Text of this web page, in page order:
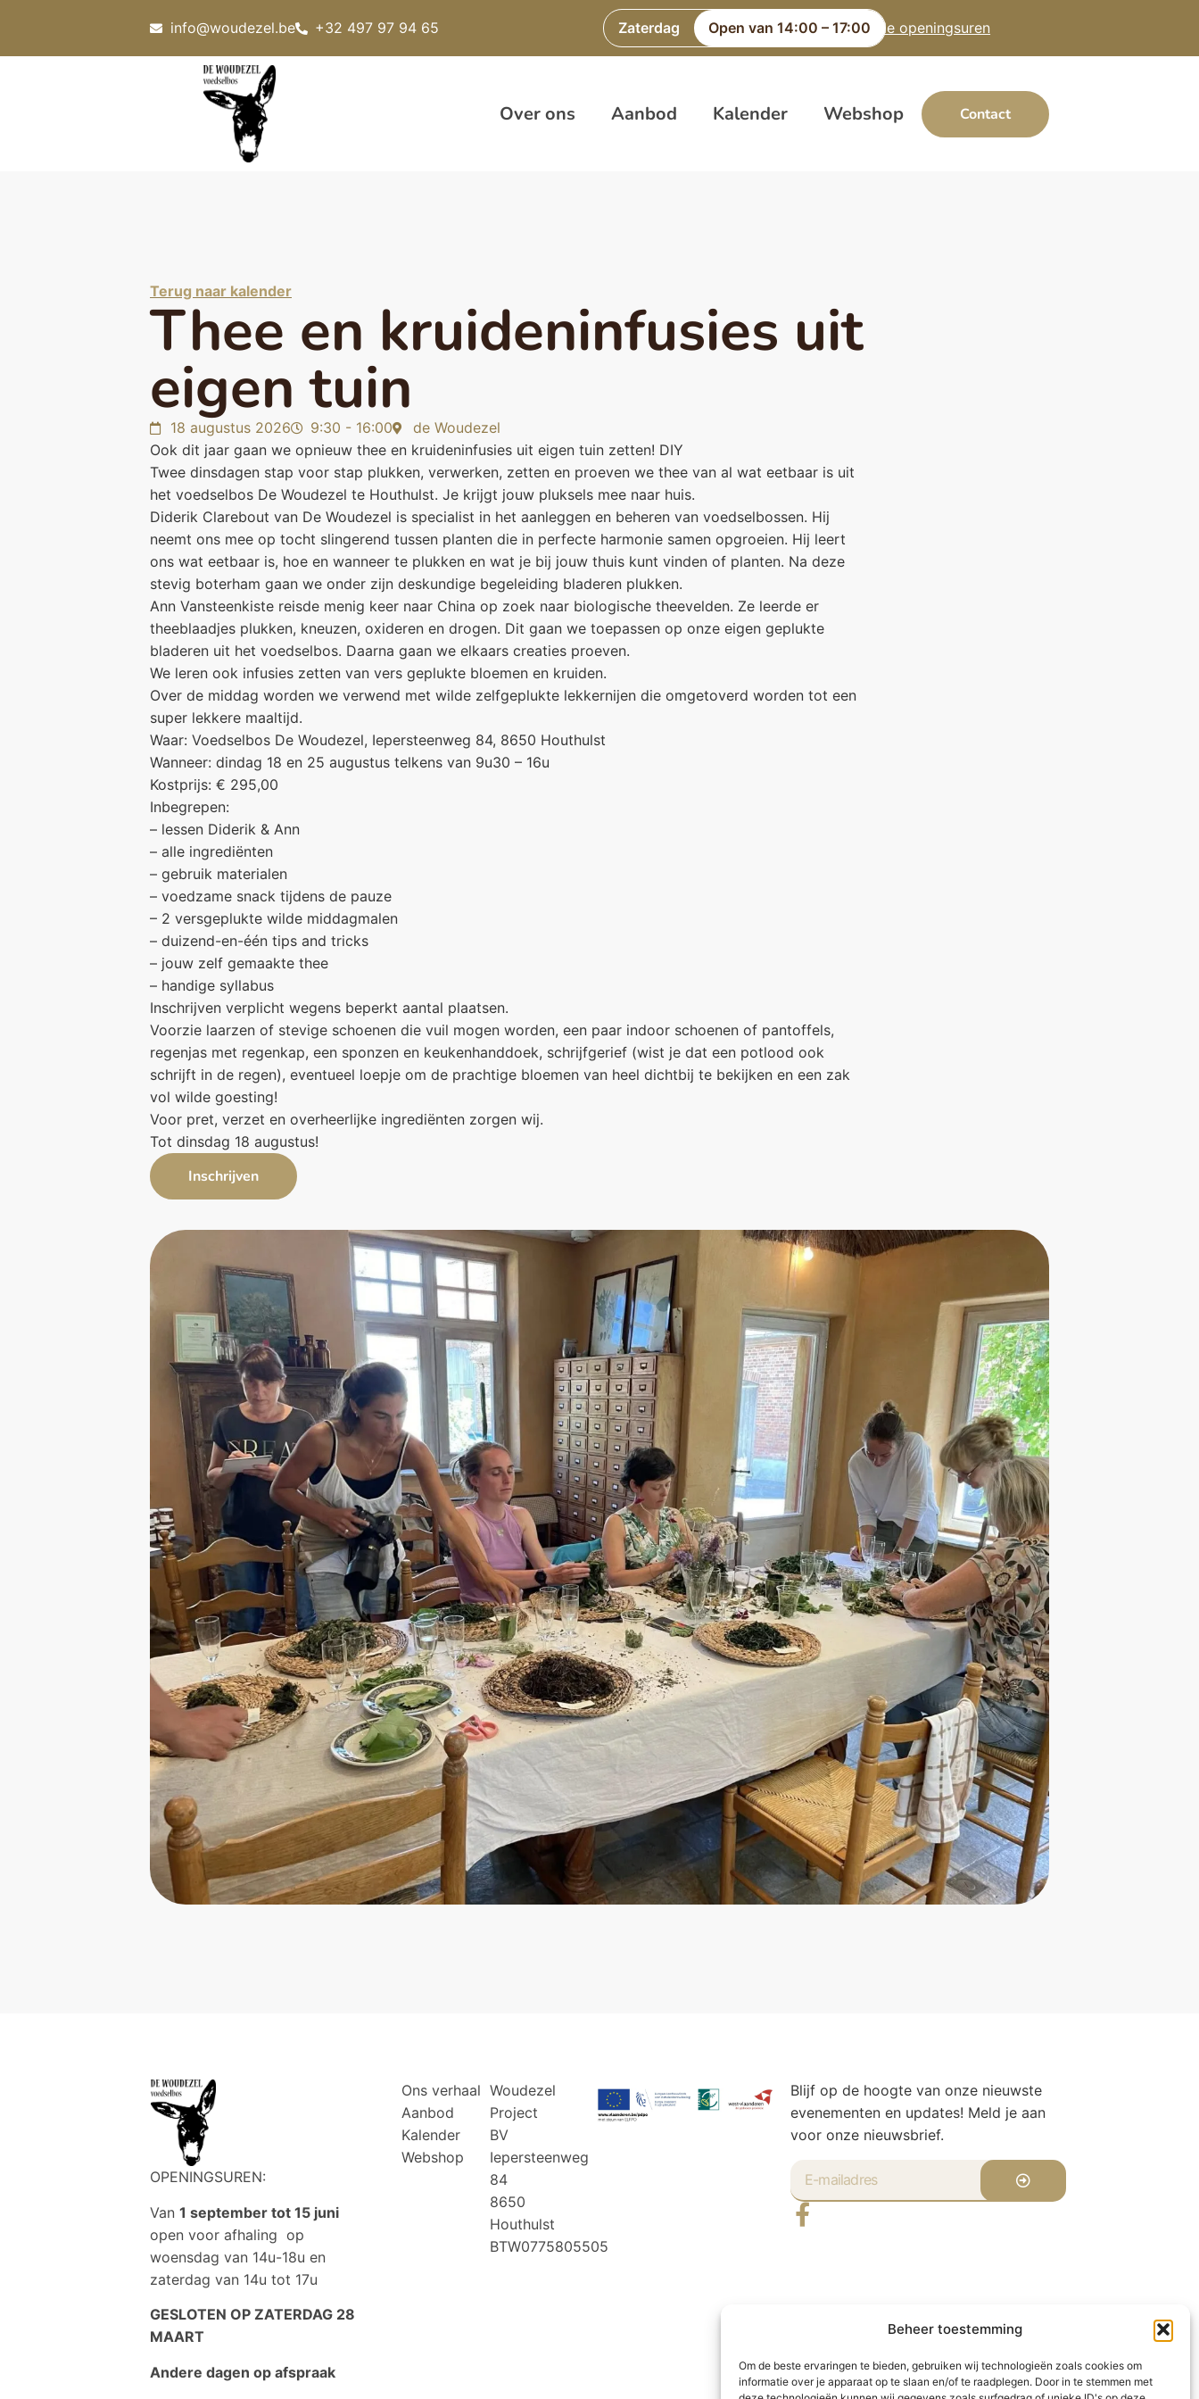
Beheer toestemming
Om de beste ervaringen te bieden, gebruiken wij technologieën zoals cookies om
informatie over je apparaat op te slaan en/of te raadplegen. Door in te stemmen met
info@woudezel.be +32 497 97 94 65 Zaterdag Open van 14:00 – 17:00 Alle openingsuren
Over ons Aanbod Kalender Webshop Contact
Terug naar kalender
Thee en kruideninfusies uit
eigen tuin
18 augustus 2026 9:30 - 16:00
de Woudezel
Ook dit jaar gaan we opnieuw thee en kruideninfusies uit eigen tuin zetten! DIY
Twee dinsdagen stap voor stap plukken, verwerken, zetten en proeven we thee van al wat eetbaar is uit
het voedselbos De Woudezel te Houthulst. Je krijgt jouw pluksels mee naar huis.
Diderik Clarebout van De Woudezel is specialist in het aanleggen en beheren van voedselbossen. Hij
neemt ons mee op tocht slingerend tussen planten die in perfecte harmonie samen opgroeien. Hij leert
ons wat eetbaar is, hoe en wanneer te plukken en wat je bij jouw thuis kunt vinden of planten. Na deze
stevig boterham gaan we onder zijn deskundige begeleiding bladeren plukken.
Ann Vansteenkiste reisde menig keer naar China op zoek naar biologische theevelden. Ze leerde er
theeblaadjes plukken, kneuzen, oxideren en drogen. Dit gaan we toepassen op onze eigen geplukte
bladeren uit het voedselbos. Daarna gaan we elkaars creaties proeven.
We leren ook infusies zetten van vers geplukte bloemen en kruiden.
Over de middag worden we verwend met wilde zelfgeplukte lekkernijen die omgetoverd worden tot een
super lekkere maaltijd.
Waar: Voedselbos De Woudezel, Iepersteenweg 84, 8650 Houthulst
Wanneer: dindag 18 en 25 augustus telkens van 9u30 – 16u
Kostprijs: € 295,00
Inbegrepen:
– lessen Diderik & Ann
– alle ingrediënten
– gebruik materialen
– voedzame snack tijdens de pauze
– 2 versgeplukte wilde middagmalen
– duizend-en-één tips and tricks
– jouw zelf gemaakte thee
– handige syllabus
Inschrijven verplicht wegens beperkt aantal plaatsen.
Voorzie laarzen of stevige schoenen die vuil mogen worden, een paar indoor schoenen of pantoffels,
regenjas met regenkap, een sponzen en keukenhanddoek, schrijfgerief (wist je dat een potlood ook
schrijft in de regen), eventueel loepje om de prachtige bloemen van heel dichtbij te bekijken en een zak
vol wilde goesting!
Voor pret, verzet en overheerlijke ingrediënten zorgen wij.
Tot dinsdag 18 augustus!
Inschrijven
OPENINGSUREN:
Van 1 september tot 15 juni
open voor afhaling op
woensdag van 14u-18u en
zaterdag van 14u tot 17u
GESLOTEN OP ZATERDAG 28
MAART
Andere dagen op afspraak
Ons verhaal
Aanbod
Kalender
Webshop
Woudezel
Project
BV
Iepersteenweg
84
8650
Houthulst
BTW0775805505
Blijf op de hoogte van onze nieuwste
evenementen en updates! Meld je aan
voor onze nieuwsbrief.